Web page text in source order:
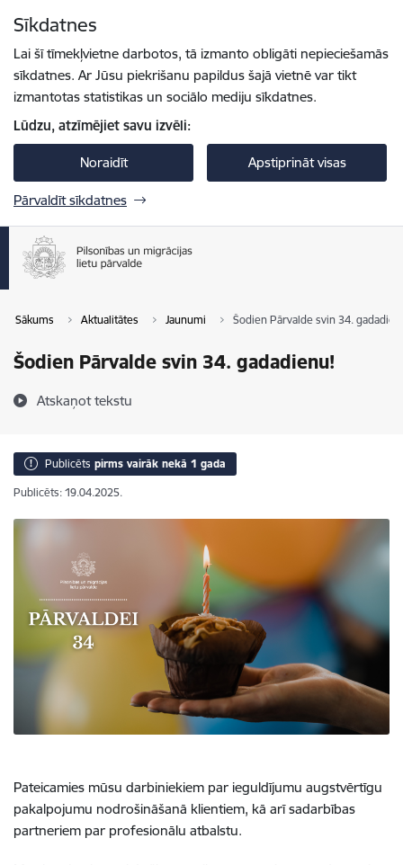
Sīkdatnes
Lai šī tīmekļvietne darbotos, tā izmanto obligāti nepieciešamās
sīkdatnes. Ar Jūsu piekrišanu papildus šajā vietnē var tikt
izmantotas statistikas un sociālo mediju sīkdatnes.
Lūdzu, atzīmējiet savu izvēli:
Noraidīt Apstiprināt visas
Pārvaldīt sīkdatnes
Sākums Aktualitātes Jaunumi Šodien Pārvalde svin 34.
Šodien Pārvalde svin 34. gadadienu!
Atskaņot tekstu
Publicēts pirms vairāk nekā 1 gada
Publicēts: 19.04.2025.
Pateicamies mūsu darbiniekiem par ieguldījumu augstvērtīgu
pakalpojumu nodrošināšanā klientiem, kā arī sadarbības
partneriem par profesionālu atbalstu.